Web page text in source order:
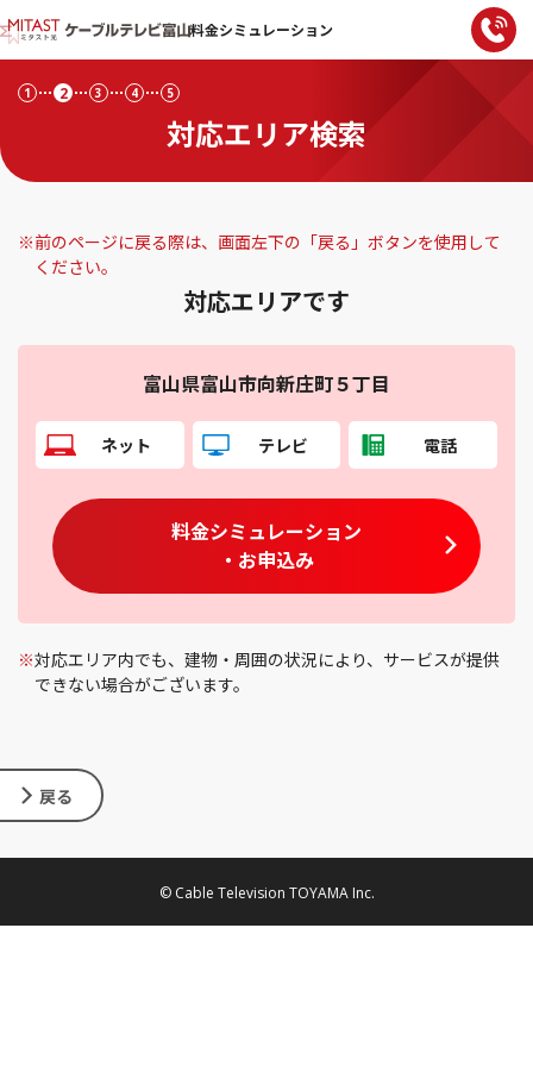
料金シミュレーション
対応エリア検索
1 2 3 4 5
※前のページに戻る際は、画面左下の「戻る」ボタンを使用して
ください。
対応エリアです
富山県富山市向新庄町５丁目
ネット テレビ 電話
料金シミュレーション
・お申込み
※対応エリア内でも、建物・周囲の状況により、サービスが提供
できない場合がございます。
戻る
© Cable Television TOYAMA Inc.